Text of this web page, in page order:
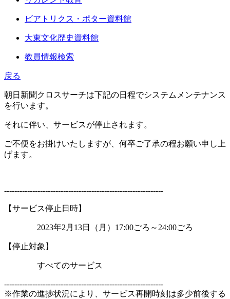
ビアトリクス・ポター資料館
大東文化歴史資料館
教員情報検索
戻る
朝日新聞クロスサーチは下記の日程でシステムメンテナンス
を行います。
それに伴い、サービスが停止されます。
ご不便をお掛けいたしますが、何卒ご了承の程お願い申し上
げます。
--------------------------------------------------------------
【サービス停止日時】
2023年2月13日（月）17:00ごろ～24:00ごろ
【停止対象】
すべてのサービス
--------------------------------------------------------------
※作業の進捗状況により、サービス再開時刻は多少前後する